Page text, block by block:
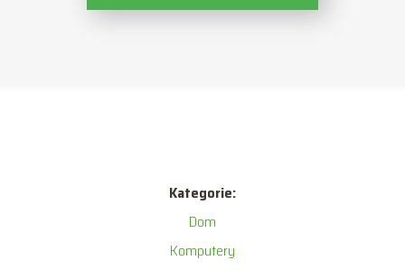
Kategorie:
Dom
Komputery